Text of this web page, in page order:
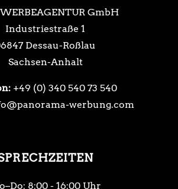
GmbH
Industriestraße 1
Dessau-Roßlau
Sachsen-Anhalt
+49 (0) 340 540 73 540
werbung.com
8:00 - 16:00 Uhr